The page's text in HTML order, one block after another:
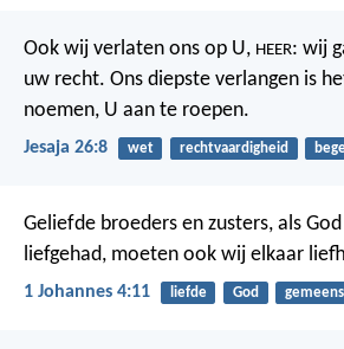
Ook wij verlaten ons op U, HEER: wij
uw recht. Ons diepste verlangen is
noemen, U aan te roepen.
Jesaja 26:8 wet rechtvaardigheid
Geliefde broeders en zusters, als
liefgehad, moeten ook wij elkaar
1 Johannes 4:11 liefde God